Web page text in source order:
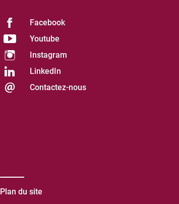
Facebook
Youtube
Instagram
LinkedIn
Contactez-nous
Plan du site